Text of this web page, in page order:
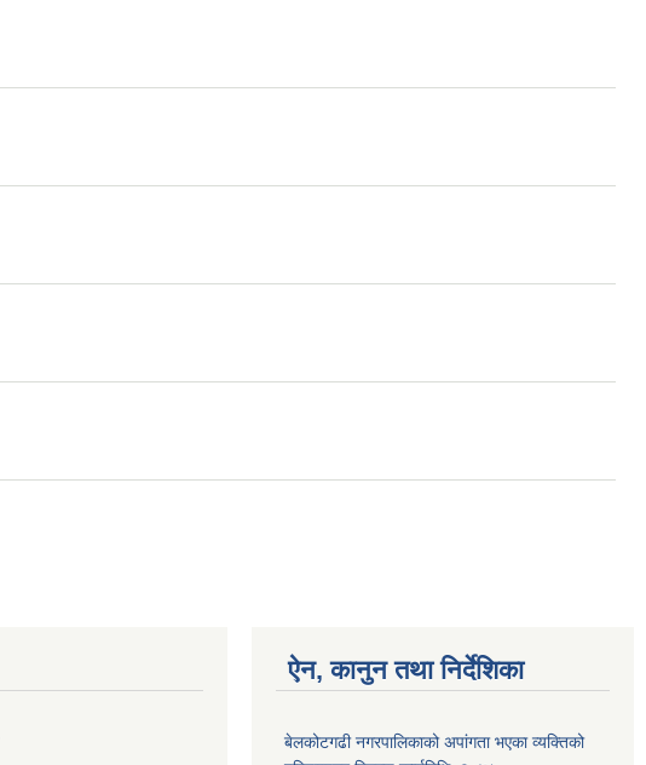
ऐन, कानुन तथा निर्देशिका
बेलकोटगढी नगरपालिकाको अपांगता भएका व्यक्तिको